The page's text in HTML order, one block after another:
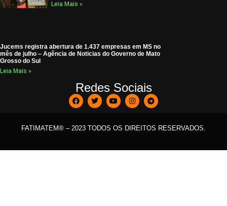
Leia Mais »
Jucems registra abertura de 1.437 empresas em MS no
mês de julho – Agência de Noticias do Governo de Mato
Grosso do Sul
Leia Mais »
Redes Sociais
FATIMATEM® – 2023 TODOS OS DIREITOS RESERVADOS.